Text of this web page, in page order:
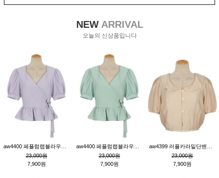
NEWARRIVAL
오늘의 신상품입니다
23,000원
7,900원
23,000원
7,900원
23,000원
7,900원